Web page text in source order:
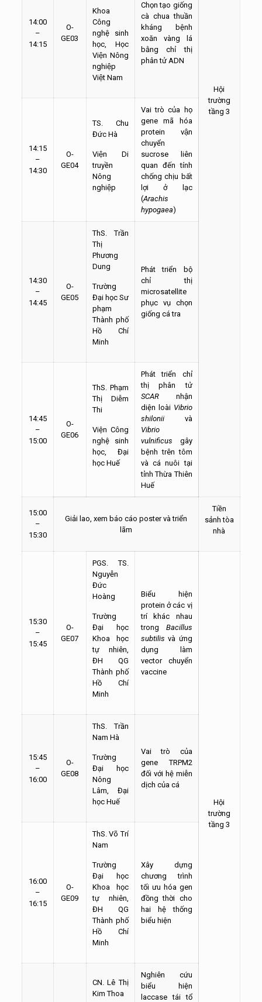
Hội
trường
tầng 3
14:00
–
14:15
O-
GE03
Khoa
Công
nghệ sinh
học, Học
Viện Nông
nghiệp
Việt Nam
Chọn tạo giống
cà chua thuần
kháng bệnh
xoăn vàng lá
bằng chỉ thị
phân tử ADN
14:15
–
14:30
O-
GE04
TS. Chu
Đức Hà
Viện Di
truyền
Nông
nghiệp
Vai trò của họ
gene mã hóa
protein vận
chuyển
sucrose liên
quan đến tính
chống chịu bất
lợi ở lạc
(Arachis
hypogaea)
14:30
–
14:45
O-
GE05
ThS. Trần
Thị
Phương
Dung
Trường
Đại học Sư
phạm
Thành phố
Hồ Chí
Minh
Phát triển bộ
chỉ thị
microsatellite
phục vụ chọn
giống cá tra
14:45
–
15:00
O-
GE06
ThS. Phạm
Thị Diễm
Thi
Viện Công
nghệ sinh
học, Đại
học Huế
Phát triển chỉ
thị phân tử
SCARnhận
diện loài Vibrio
shiloniivà
Vibrio
vulnificus gây
bệnh trên tôm
và cá nuôi tại
tỉnh Thừa Thiên
Huế
15:00
–
15:30
Giải lao, xem báo cáo poster và triển
lãm
Tiền
sảnhtòa
nhà
15:30
–
15:45
O-
GE07
PGS. TS.
Nguyễn
Đức
Hoàng
Trường
Đại học
Khoa học
tự nhiên,
ĐH QG
Thành phố
Hồ Chí
Minh
Biểu hiện
protein ở các vị
trí khác nhau
trong Bacillus
subtilis và ứng
dụng làm
vector chuyển
vaccine
Hội
trường
tầng 3
15:45
–
16:00
O-
GE08
ThS. Trần
Nam Hà
Trường
Đại học
Nông
Lâm, Đại
học Huế
Vai trò của
gene TRPM2
đối với hệ miễn
dịch của cá
16:00
–
16:15
O-
GE09
ThS. Võ Trí
Nam
Trường
Đại học
Khoa học
tự nhiên,
ĐH QG
Thành phố
Hồ Chí
Minh
Xây dựng
chương trình
tối ưu hóa gen
đồng thời cho
hai hệ thống
biểu hiện
CN. Lê Thị
Kim Thoa
Nghiên cứu
biểu hiện
laccase tái tổ